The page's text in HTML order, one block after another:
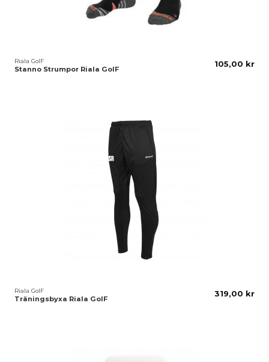
Riala GoIF
Stanno Strumpor Riala GoIF
105,00 kr
Riala GoIF
Träningsbyxa Riala GoIF
319,00 kr